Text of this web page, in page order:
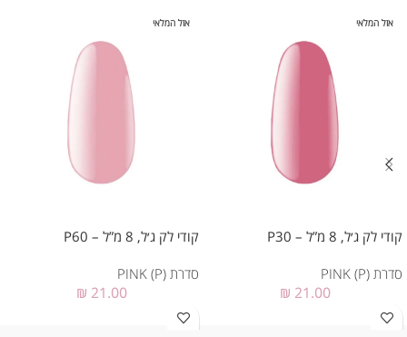
אזל המלאי
קודי לק ג׳ל, 8 מ”ל – P30
סדרת PINK (P)
₪ 21.00
אזל המלאי
קודי לק ג׳ל, 8 מ”ל – P60
סדרת PINK (P)
₪ 21.00